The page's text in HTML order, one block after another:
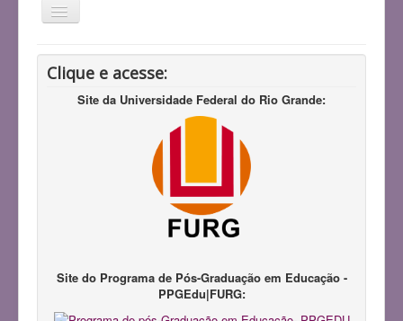
Alternar
Início
Histórico
Produções Acadêmicas
Participação em Eventos
Clique e acesse:
Site da Universidade Federal do Rio Grande:
Site do Programa de Pós-Graduação em Educação -
PPGEdu|FURG: